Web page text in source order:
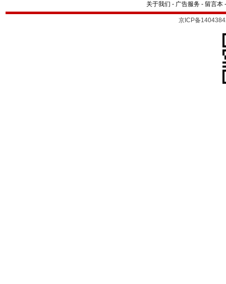
关于我们 - 广告服务 - 留言本
京ICP备